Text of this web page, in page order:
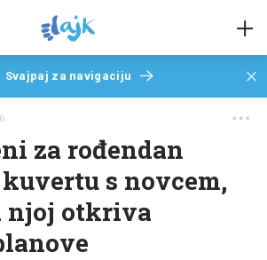
Svajpaj za navigaciju
za rođendan
s novcem,
njoj otkriva